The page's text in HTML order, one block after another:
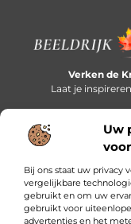
Uw
Bij ons staat uw privacy
vergelijkbare
gebruikt en om uw
gebruikt voor
advertenties en het
Verken de
Laat je
Bericht
Onze informatie